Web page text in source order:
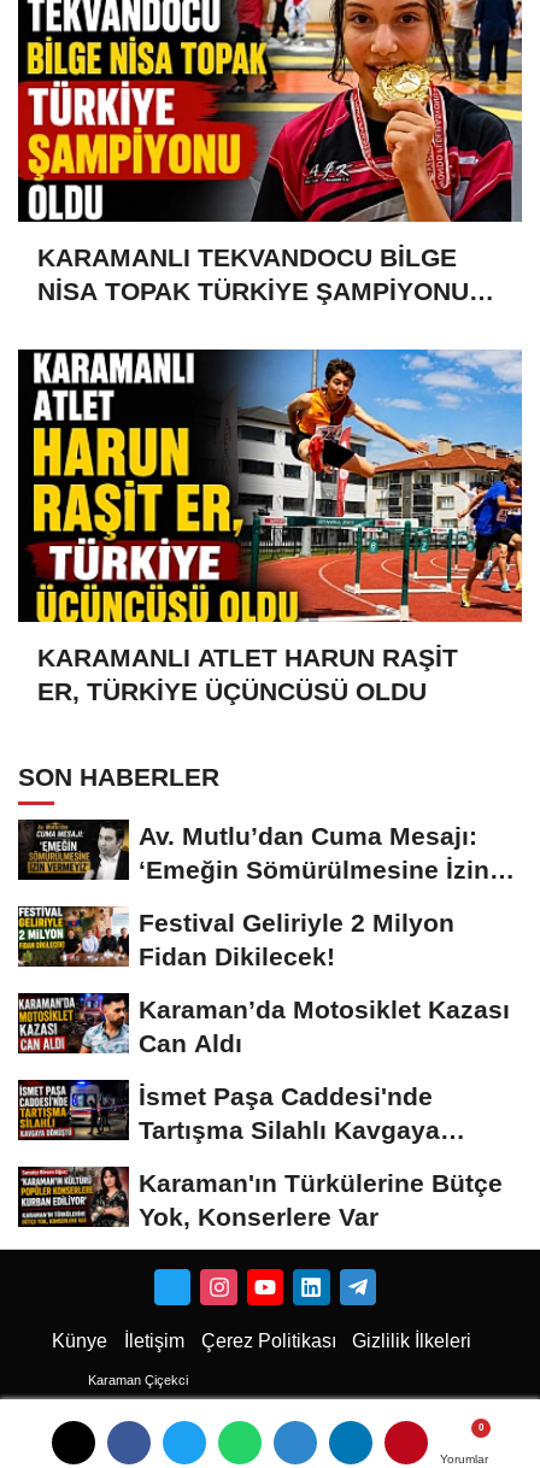
Yorumlar
Yorumlar
KARAMANLI TEKVANDOCU BİLGE
NİSA TOPAK TÜRKİYE ŞAMPİYONU
KARAMANLI ATLET HARUN RAŞİT
ER, TÜRKİYE ÜÇÜNCÜSÜ OLDU
SON HABERLER
Av. Mutlu’dan Cuma Mesajı:
‘Emeğin Sömürülmesine İzin
Festival Geliriyle 2 Milyon
Fidan Dikilecek!
Karaman’da Motosiklet Kazası
Can Aldı
İsmet Paşa Caddesi'nde
Tartışma Silahlı Kavgaya
Karaman'ın Türkülerine Bütçe
Yok, Konserlere Var
Künye İletişim Çerez Politikası Gizlilik İlkeleri
Karaman Çiçekci
Karaman